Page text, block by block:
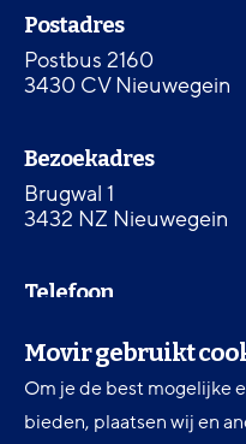
Movir gebruikt
Om je de best mogelijke
bieden, plaatsen wij en
de
homepagina
Postadres
Postbus 2160
3430 CV Nieuwegein
Bezoekadres
Brugwal 1
3432 NZ Nieuwegein
Telefoon
Digitale